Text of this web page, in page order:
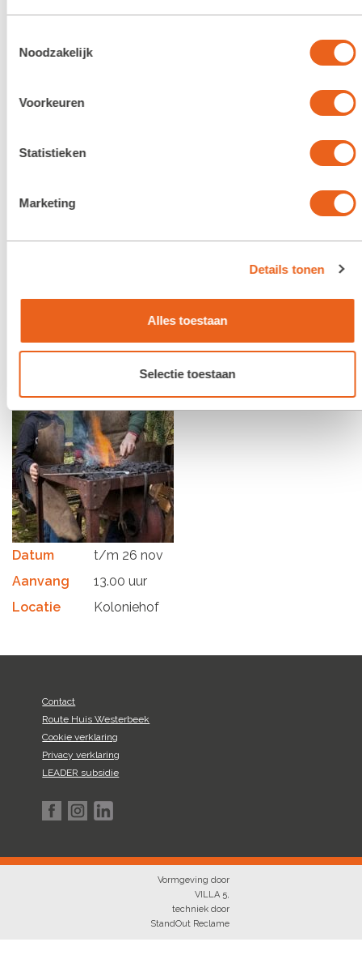
Noodzakelijk
Voorkeuren
Statistieken
Marketing
Details tonen
Alles toestaan
Selectie toestaan
Datum
t/m 26 nov
Aanvang
13.00 uur
Locatie
Koloniehof
Contact
Route Huis Westerbeek
Cookie verklaring
Privacy verklaring
LEADER subsidie
Vormgeving door
VILLA 5,
techniek door
StandOut Reclame